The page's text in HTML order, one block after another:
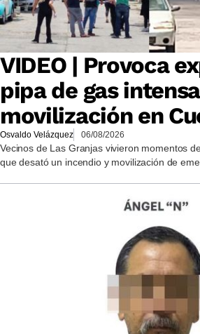
VIDEO | Provoca
pipa de gas intensa
movilización en
Osvaldo Velázquez 06/08/2026
Vecinos de Las Granjas vivieron momentos
que desató un incendio y movilización de